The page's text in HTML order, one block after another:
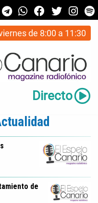
de 8:00 a 11:30
Directo
de